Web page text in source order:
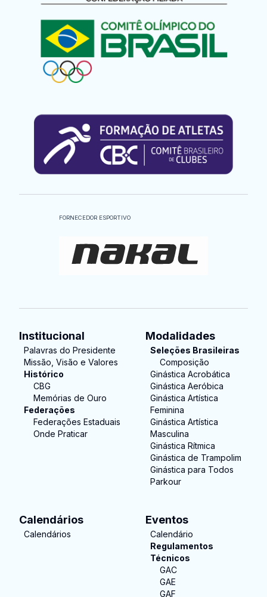
FORNECEDOR ESPORTIVO
Institucional
Palavras do Presidente
Missão, Visão e Valores
Histórico
CBG
Memórias de Ouro
Federações
Federações Estaduais
Onde Praticar
Modalidades
Seleções Brasileiras
Composição
Ginástica Acrobática
Ginástica Aeróbica
Ginástica Artística
Feminina
Ginástica Artística
Masculina
Ginástica Rítmica
Ginástica de Trampolim
Ginástica para Todos
Parkour
Calendários
Calendários
Eventos
Calendário
Regulamentos
Técnicos
GAC
GAE
GAF